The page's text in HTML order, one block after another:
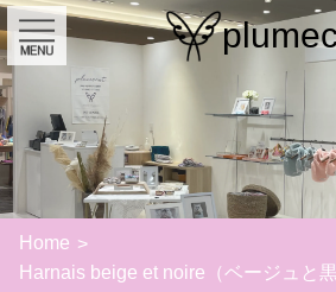
Home
Harnais beige et noire（ベージュと